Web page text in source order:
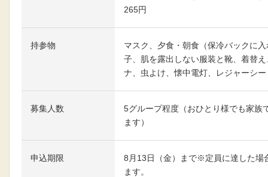
265円
持参物
マスク、夕食・朝食（保冷バックに
子、肌を露出しない服装と靴、着替
ナ、虫よけ、懐中電灯、レジャーシ
募集人数
5グループ程度（おひとり様でも家族
ます）
申込期限
8月13日（金）まで※定員に達した場
ます。